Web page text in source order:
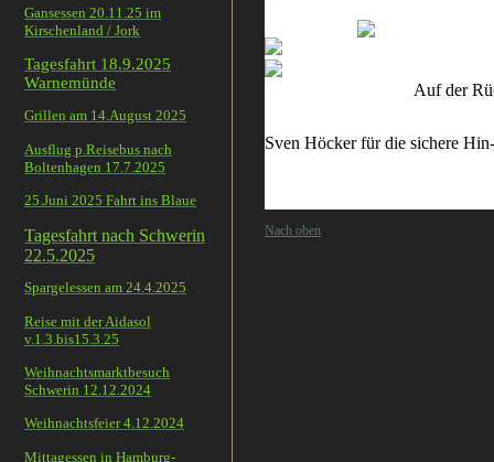
Gansessen 20.11.25 im
Kirschenland / Jork
Tagesfahrt 18.9.2025
Warnemünde
Grillen am 14.August 2025
Ausflug p.Reisebus nach
Boltenhagen 17.7.2025
25.Juni 2025 Fahrt ins Blaue
Tagesfahrt nach Schwerin
22.5.2025
Spargelessen am 24.4.2025
Reise mit der Aidasol
v.1.3.bis15.3.25
Weihnachtsmarktbesuch
Schwerin 12.12.2024
Weihnachtsfeier 4.12.2024
Mittagessen in Hamburg-
Auf der
Sven Höcker
Nach oben